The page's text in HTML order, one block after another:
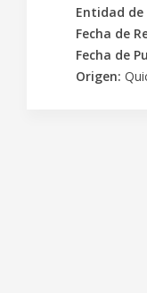
Entidad de
Fecha de
Fecha de
Origen: